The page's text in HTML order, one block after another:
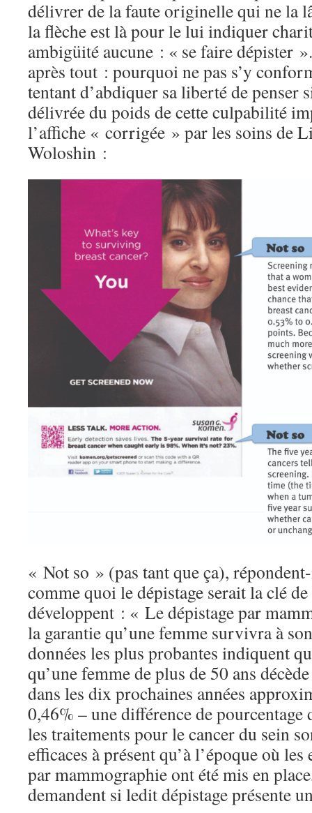
délivrer de la faute originelle qui ne la
la flèche est là pour le lui indiquer
ambigüité aucune : « se faire dépister
après tout : pourquoi ne pas s’y
tentant d’abdiquer sa liberté de penser
délivrée du poids de cette culpabilité
l’affiche « corrigée » par les soins de
Woloshin :
« Not so » (pas tant que ça),
comme quoi le dépistage serait la clé
développent : « Le dépistage par
la garantie qu’une femme survivra à
données les plus probantes indiquent
qu’une femme de plus de 50 ans
dans les dix prochaines années
0,46% – une différence de
les traitements pour le cancer du sein
efficaces à présent qu’à l’époque où
par mammographie ont été mis en
demandent si ledit dépistage présente